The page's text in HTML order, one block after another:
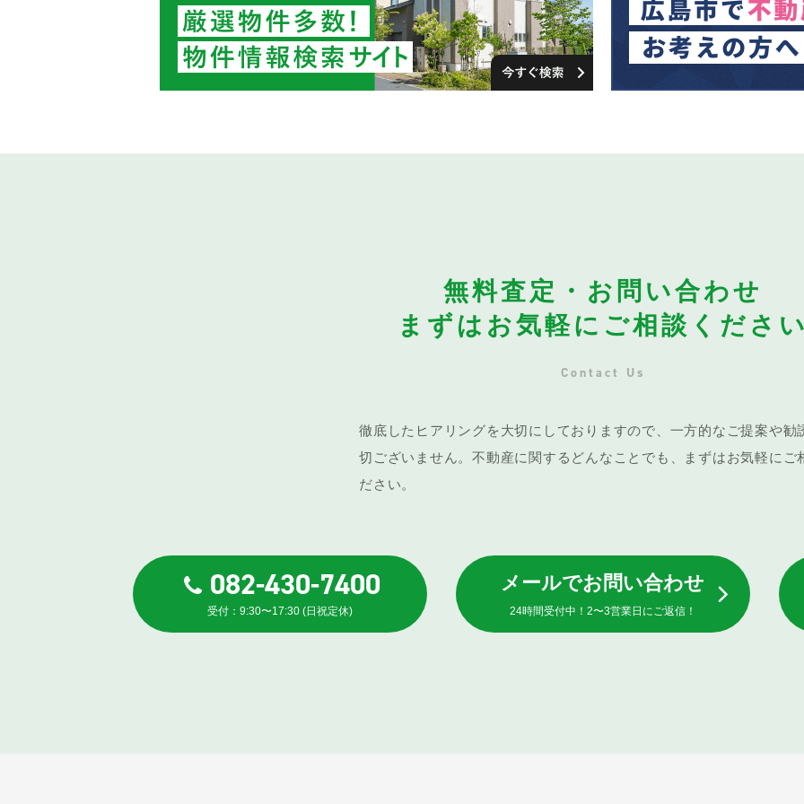
無料査定・お問い合わせ
まずはお気軽にご相談くださ
Contact Us
徹底したヒアリングを大切にしておりますので、一方的なご提案や勧
切ございません。不動産に関するどんなことでも、まずはお気軽にご
ださい。
082-430-7400
受付：9:30〜17:30 (日祝定休)
メールでお問い合わせ
24時間受付中！2〜3営業日にご返信！